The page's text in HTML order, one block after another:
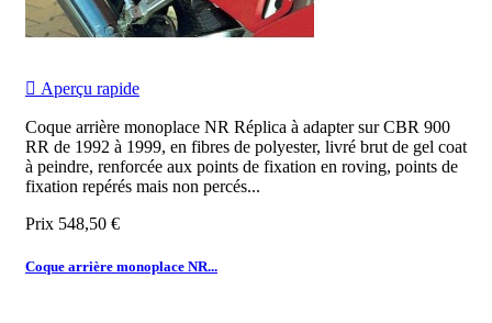
 Aperçu rapide
Coque arrière monoplace NR Réplica à adapter sur CBR 900
RR de 1992 à 1999, en fibres de polyester, livré brut de gel coat
à peindre, renforcée aux points de fixation en roving, points de
fixation repérés mais non percés...
Prix 548,50 €
Coque arrière monoplace NR...